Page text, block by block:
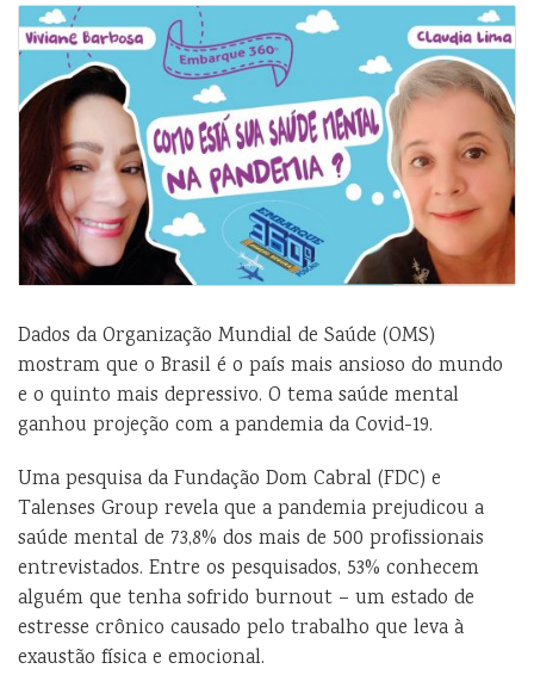
Dados da Organização Mundial de Saúde (OMS)
mostram que o Brasil é o país mais ansioso do mundo
e o quinto mais depressivo. O tema saúde mental
ganhou projeção com a pandemia da Covid-19.
Uma pesquisa da Fundação Dom Cabral (FDC) e
Talenses Group revela que a pandemia prejudicou a
saúde mental de 73,8% dos mais de 500 profissionais
entrevistados. Entre os pesquisados, 53% conhecem
alguém que tenha sofrido burnout – um estado de
estresse crônico causado pelo trabalho que leva à
exaustão física e emocional.